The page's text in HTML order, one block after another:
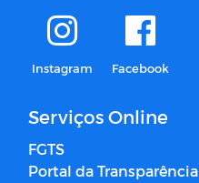
Instagram Facebook
Serviços Online
FGTS
Portal da Transparência